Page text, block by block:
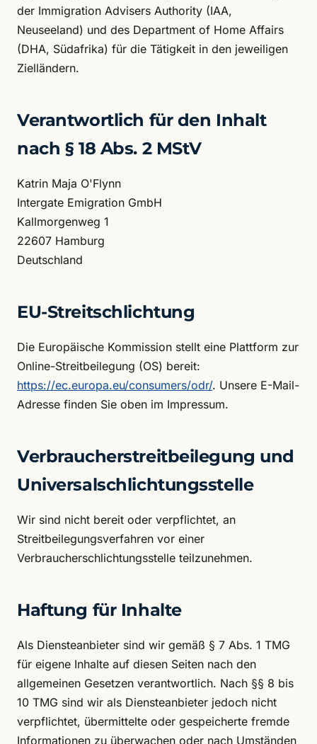
der Immigration Advisers Authority (IAA,
Neuseeland) und des Department of Home Affairs
(DHA, Südafrika) für die Tätigkeit in den jeweiligen
Zielländern.
Verantwortlich für den Inhalt
nach § 18 Abs. 2 MStV
Katrin Maja O'Flynn
Intergate Emigration GmbH
Kallmorgenweg 1
22607 Hamburg
Deutschland
EU-Streitschlichtung
Die Europäische Kommission stellt eine Plattform zur
Online-Streitbeilegung (OS) bereit:
https://ec.europa.eu/consumers/odr/. Unsere E-Mail-
Adresse finden Sie oben im Impressum.
Verbraucherstreitbeilegung und
Universalschlichtungsstelle
Wir sind nicht bereit oder verpflichtet, an
Streitbeilegungsverfahren vor einer
Verbraucherschlichtungsstelle teilzunehmen.
Haftung für Inhalte
Als Diensteanbieter sind wir gemäß § 7 Abs. 1 TMG
für eigene Inhalte auf diesen Seiten nach den
allgemeinen Gesetzen verantwortlich. Nach §§ 8 bis
10 TMG sind wir als Diensteanbieter jedoch nicht
verpflichtet, übermittelte oder gespeicherte fremde
Informationen zu überwachen oder nach Umständen